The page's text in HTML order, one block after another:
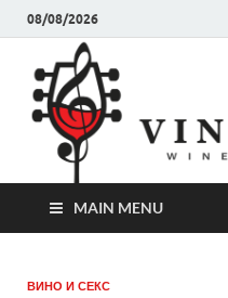
08/08/2026
MAIN MENU
ВИНО И СЕКС